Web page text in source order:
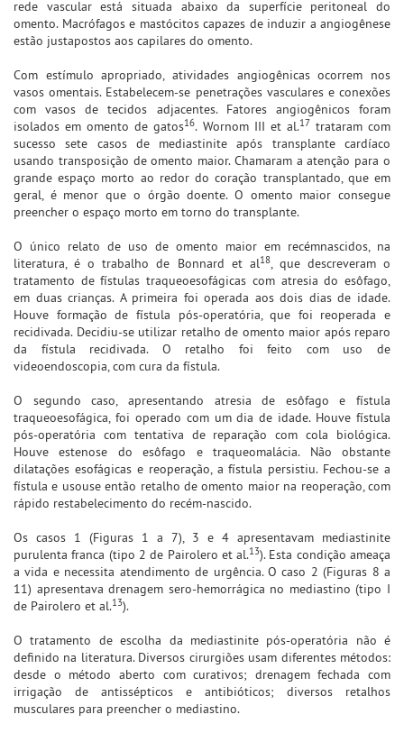
rede vascular está situada abaixo da superfície peritoneal do
omento. Macrófagos e mastócitos capazes de induzir a angiogênese
estão justapostos aos capilares do omento.
Com estímulo apropriado, atividades angiogênicas ocorrem nos
vasos omentais. Estabelecem-se penetrações vasculares e conexões
com vasos de tecidos adjacentes. Fatores angiogênicos foram
isolados em omento de gatos16. Wornom III et al.17 trataram com
sucesso sete casos de mediastinite após transplante cardíaco
usando transposição de omento maior. Chamaram a atenção para o
grande espaço morto ao redor do coração transplantado, que em
geral, é menor que o órgão doente. O omento maior consegue
preencher o espaço morto em torno do transplante.
O único relato de uso de omento maior em recémnascidos, na
literatura, é o trabalho de Bonnard et al18, que descreveram o
tratamento de fístulas traqueoesofágicas com atresia do esôfago,
em duas crianças. A primeira foi operada aos dois dias de idade.
Houve formação de fístula pós-operatória, que foi reoperada e
recidivada. Decidiu-se utilizar retalho de omento maior após reparo
da fístula recidivada. O retalho foi feito com uso de
videoendoscopia, com cura da fístula.
O segundo caso, apresentando atresia de esôfago e fístula
traqueoesofágica, foi operado com um dia de idade. Houve fístula
pós-operatória com tentativa de reparação com cola biológica.
Houve estenose do esôfago e traqueomalácia. Não obstante
dilatações esofágicas e reoperação, a fístula persistiu. Fechou-se a
fístula e usouse então retalho de omento maior na reoperação, com
rápido restabelecimento do recém-nascido.
Os casos 1 (Figuras 1 a 7), 3 e 4 apresentavam mediastinite
purulenta franca (tipo 2 de Pairolero et al.13). Esta condição ameaça
a vida e necessita atendimento de urgência. O caso 2 (Figuras 8 a
11) apresentava drenagem sero-hemorrágica no mediastino (tipo I
de Pairolero et al.13).
O tratamento de escolha da mediastinite pós-operatória não é
definido na literatura. Diversos cirurgiões usam diferentes métodos:
desde o método aberto com curativos; drenagem fechada com
irrigação de antissépticos e antibióticos; diversos retalhos
musculares para preencher o mediastino.